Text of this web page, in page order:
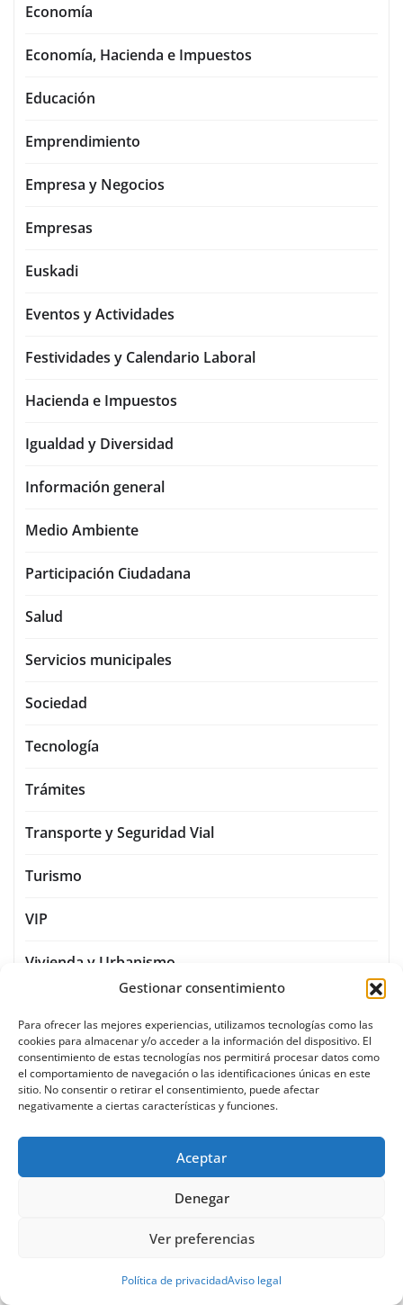
Gestionar consentimiento
Para ofrecer las mejores experiencias, utilizamos tecnologías como las
cookies para almacenar y/o acceder a la información del dispositivo. El
consentimiento de estas tecnologías nos permitirá procesar datos como
el comportamiento de navegación o las identificaciones únicas en este
sitio. No consentir o retirar el consentimiento, puede afectar
negativamente a ciertas características y funciones.
Aceptar
Denegar
Ver preferencias
Política de privacidadAviso legal
Economía
Economía, Hacienda e Impuestos
Educación
Emprendimiento
Empresa y Negocios
Empresas
Euskadi
Eventos y Actividades
Festividades y Calendario Laboral
Hacienda e Impuestos
Igualdad y Diversidad
Información general
Medio Ambiente
Participación Ciudadana
Salud
Servicios municipales
Sociedad
Tecnología
Trámites
Transporte y Seguridad Vial
Turismo
VIP
Vivienda y Urbanismo